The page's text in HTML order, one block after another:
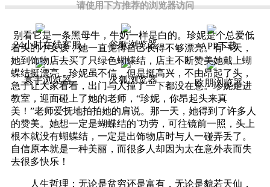
请使用下方推荐的浏览器访问
24小时在线客服 谷歌浏览器 APP下载
寰宇浏览器 火狐浏览器 欧朋浏览器
别看它是一条黑母牛，牛奶一样是白的。珍妮是个总爱低
着头的小女孩，她一直觉得自己长得不够漂亮。有一天，
她到饰物店去买了只绿色蝴蝶结，店主不断赞美她戴上蝴
蝶结挺漂亮，珍妮虽不信，但是挺高兴，不由昂起了头，
急于让大家看看，出门与人撞了一下都没在意。珍妮走进
教室，迎面碰上了她的老师，“珍妮，你昂起头来真
美！”老师爱抚地拍拍她的肩说。那一天，她得到了许多人
的赞美。她想一定是蝴蝶结的`功劳，可往镜前一照，头上
根本就没有蝴蝶结，一定是出饰物店时与人一碰弄丢了。
自信原本就是一种美丽，而很多人却因为太在意外表而失
去很多快乐！
人生哲理：无论是贫穷还是富有，无论是貌若天仙，